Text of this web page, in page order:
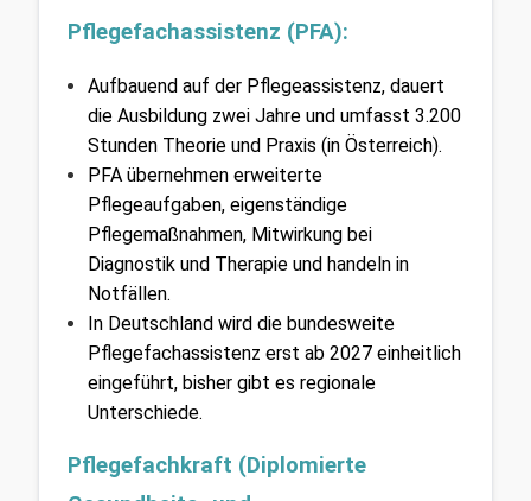
Pflegefachassistenz (PFA):
Aufbauend auf der Pflegeassistenz, dauert
die Ausbildung zwei Jahre und umfasst 3.200
Stunden Theorie und Praxis (in Österreich).
PFA übernehmen erweiterte
Pflegeaufgaben, eigenständige
Pflegemaßnahmen, Mitwirkung bei
Diagnostik und Therapie und handeln in
Notfällen.
In Deutschland wird die bundesweite
Pflegefachassistenz erst ab 2027 einheitlich
eingeführt, bisher gibt es regionale
Unterschiede.
Pflegefachkraft (Diplomierte